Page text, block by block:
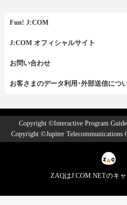
Fun! J:COM
J:COM オフィシャルサイト
お問い合わせ
お客さまのデータ利用･外部送信につ
Copyright ©Interactive Program
Copyright ©Jupiter Telecommunications
ZAQはJ:COM NETのキ